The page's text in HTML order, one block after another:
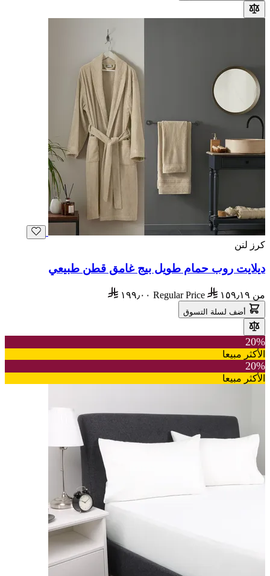
كرز لنن
ديلايت روب حمام طويل بيج غامق قطن طبيعي
من ١٥٩٫١٩ Regular Price ١٩٩٫٠٠
أضف لسلة التسوق
20%
الأكثر مبيعا
20%
الأكثر مبيعا